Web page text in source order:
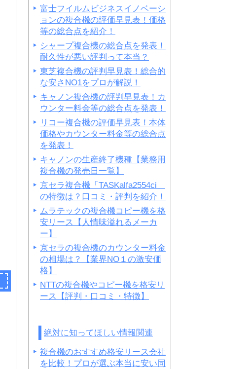
富士フイルムビジネスイノベーシ
ョンの複合機の評価早見表！価格
等の総合点を紹介！
シャープ複合機の総合点を発表！
耐久性が悪い評判って本当？
東芝複合機の評判早見表！総合的
な安さNO1をプロが解説！
キャノン複合機の評判早見表！カ
ウンター料金等の総合点を発表！
リコー複合機の評価早見表！本体
価格やカウンター料金等の総合点
を発表！
キャノンの生産終了機種【業務用
複合機の発売日一覧】
京セラ複合機「TASKalfa2554ci」
の特徴は？口コミ・評判を紹介！
ムラテックの複合機コピー機を格
安リース【人情味溢れるメーカ
ー】
京セラの複合機のカウンター料金
の相場は？【業界NO１の激安価
格】
NTTの複合機やコピー機を格安リ
ース【評判・口コミ・特徴】
絶対に知ってほしい情報関連
複合機のおすすめ格安リース会社
を比較！プロが選ぶ本当に安い同